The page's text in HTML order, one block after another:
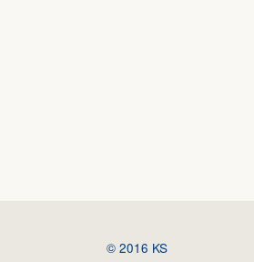
© 2016 KS